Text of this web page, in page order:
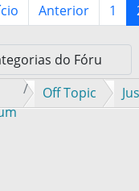
Anterior 1
Off Topic